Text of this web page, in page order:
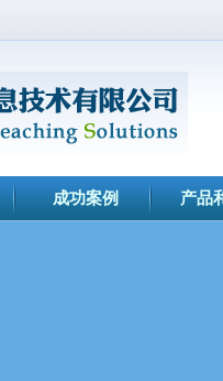
成功案例 产品